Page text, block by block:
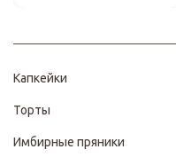
Капкейки
Торты
Имбирные пряники